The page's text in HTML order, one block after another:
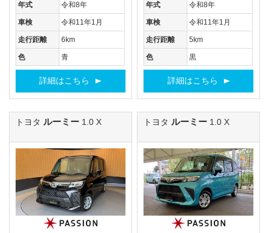
年式 令和8年
車検 令和11年1月
走行距離 6km
色 青
詳細はこちら
年式 令和8年
車検 令和11年1月
走行距離 5km
色 黒
詳細はこちら
トヨタ ルーミー 1.0 X トヨタ ルーミー 1.0 X